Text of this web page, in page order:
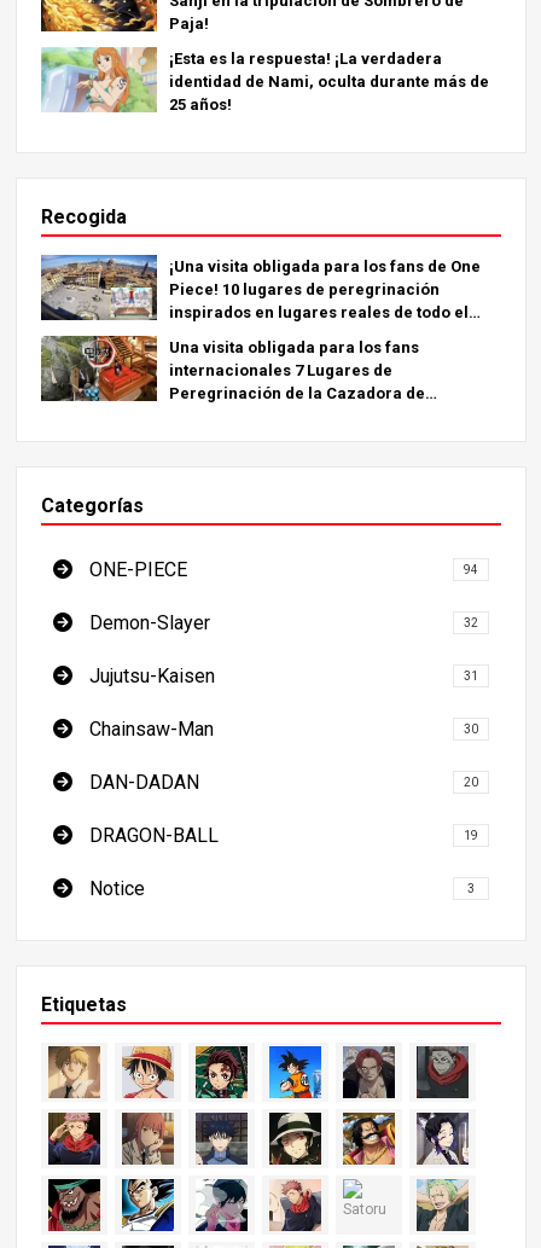
Paja!
¡Esta es la respuesta! ¡La verdadera
identidad de Nami, oculta durante más de
25 años!
Recogida
¡Una visita obligada para los fans de One
Piece! 10 lugares de peregrinación
inspirados en lugares reales de todo el
Una visita obligada para los fans
internacionales 7 Lugares de
Peregrinación de la Cazadora de
Categorías
ONE-PIECE 94
Demon-Slayer 32
Jujutsu-Kaisen 31
Chainsaw-Man 30
DAN-DADAN 20
DRAGON-BALL 19
Notice 3
Etiquetas